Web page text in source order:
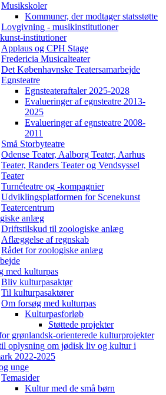
Musikskoler
Kommuner, der modtager statsstøtte
Lovgivning - musikinstitutioner
institutioner
Applaus og CPH Stage
Fredericia Musicalteater
Det Københavnske Teatersamarbejde
Egnsteatre
Egnsteateraftaler 2025-2028
Evalueringer af egnsteatre 2013-
2025
Evalueringer af egnsteatre 2008-
2011
Små Storbyteatre
Odense Teater, Aalborg Teater, Aarhus
Teater, Randers Teater og Vendsyssel
Teater
Turnéteatre og -kompagnier
Udviklingsplatformen for Scenekunst
Teatercentrum
anlæg
Driftstilskud til zoologiske anlæg
Aflæggelse af regnskab
Rådet for zoologiske anlæg
med kulturpas
Bliv kulturpasaktør
Til kulturpasaktører
Om forsøg med kulturpas
Kulturpasforløb
Støttede projekter
grønlandsk-orienterede kulturprojekter
oplysning om jødisk liv og kultur i
2022-2025
unge
Temasider
Kultur med de små børn